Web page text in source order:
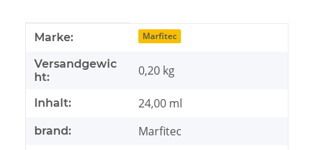
Produkteigenschaft
Wert
Marke: Marfitec
Versandgewic
ht:
0,20 kg
Inhalt: 24,00 ml
brand: Marfitec